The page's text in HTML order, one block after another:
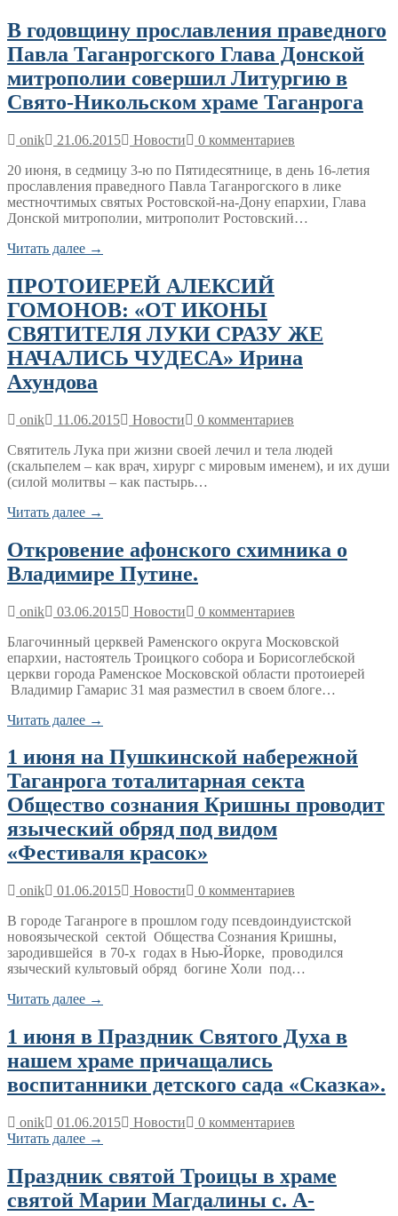
В годовщину прославления праведного
Павла Таганрогского Глава Донской
митрополии совершил Литургию в
Свято-Никольском храме Таганрога
onik 21.06.2015 Новости
0 комментариев
20 июня, в седмицу 3-ю по Пятидесятнице, в день 16-летия
прославления праведного Павла Таганрогского в лике
местночтимых святых Ростовской-на-Дону епархии, Глава
Донской митрополии, митрополит Ростовский…
Читать далее →
ПРОТОИЕРЕЙ АЛЕКСИЙ
ГОМОНОВ: «ОТ ИКОНЫ
СВЯТИТЕЛЯ ЛУКИ СРАЗУ ЖЕ
НАЧАЛИСЬ ЧУДЕСА» Ирина
Ахундова
onik 11.06.2015 Новости
0 комментариев
Святитель Лука при жизни своей лечил и тела людей
(скальпелем – как врач, хирург с мировым именем), и их души
(силой молитвы – как пастырь…
Читать далее →
Откровение афонского схимника о
Владимире Путине.
onik 03.06.2015 Новости
0 комментариев
Благочинный церквей Раменского округа Московской
епархии, настоятель Троицкого собора и Борисоглебской
церкви города Раменское Московской области протоиерей
Владимир Гамарис 31 мая разместил в своем блоге…
Читать далее →
1 июня на Пушкинской набережной
Таганрога тоталитарная секта
Общество сознания Кришны проводит
языческий обряд под видом
«Фестиваля красок»
onik 01.06.2015 Новости
0 комментариев
В городе Таганроге в прошлом году псевдоиндуистской
новоязыческой сектой Общества Сознания Кришны,
зародившейся в 70-х годах в Нью-Йорке, проводился
языческий культовый обряд богине Холи под…
Читать далее →
1 июня в Праздник Святого Духа в
нашем храме причащались
воспитанники детского сада «Сказка».
onik 01.06.2015 Новости
0 комментариев
Читать далее →
Праздник святой Троицы в храме
святой Марии Магдалины с. А-